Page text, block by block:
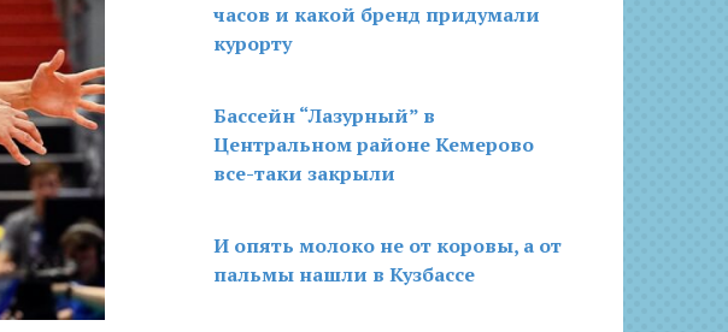
часов и какой бренд придумали
курорту
Бассейн “Лазурный” в
Центральном районе Кемерово
все-таки закрыли
И опять молоко не от коровы, а от
пальмы нашли в Кузбассе